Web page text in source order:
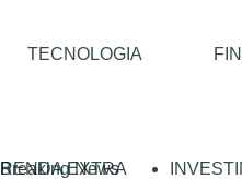
TECNOLOGIA
RENDA EXTRA
Breaking News